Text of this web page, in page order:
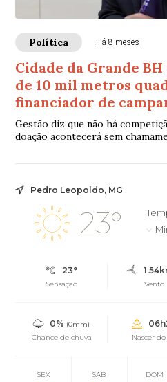
Política Há 8 meses
Cidade da Grande
de 10 mil metros
financiador de
Gestão diz que não há
doação acontecerá sem
Pedro Leopoldo, MG
23°
23°
Sensação Vento
0% (0mm)
Chance de chuva
Nascer do
SEX SÁB DOM